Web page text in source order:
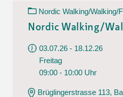
Nordic Walking/Walking/
Nordic Walking/
03.07.26 - 18.12.26
Freitag
09:00 - 10:00 Uhr
Brüglingerstrasse 113,